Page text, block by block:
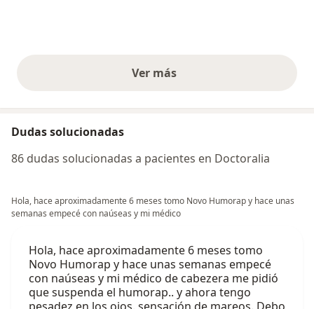
Ver másopiniones anteriores
Dudas solucionadas
86 dudas solucionadas a pacientes en Doctoralia
Hola, hace aproximadamente 6 meses tomo Novo Humorap y hace unas
semanas empecé con naúseas y mi médico
Hola, hace aproximadamente 6 meses tomo
Novo Humorap y hace unas semanas empecé
con naúseas y mi médico de cabezera me pidió
que suspenda el humorap.. y ahora tengo
pesadez en los ojos, sensación de mareos. Debo